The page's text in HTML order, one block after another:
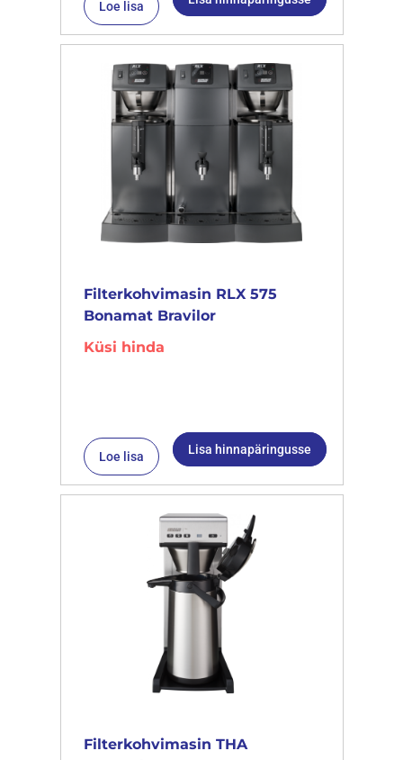
Loe lisa
Filterkohvimasin RLX 575
Bonamat Bravilor
Küsi hinda
Loe lisa Lisa hinnapäringusse
Filterkohvimasin THA